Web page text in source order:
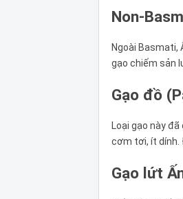
Non-
Ngoài Basmati,
gạo chiếm sản
Gạo đồ
Loại gạo này
cơm tơi, ít dính.
Gạo lứt